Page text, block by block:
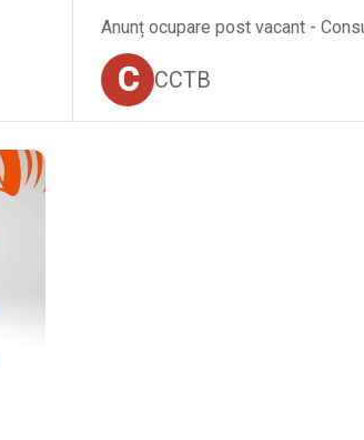
Anunț ocupare post vacant -
C CCTB